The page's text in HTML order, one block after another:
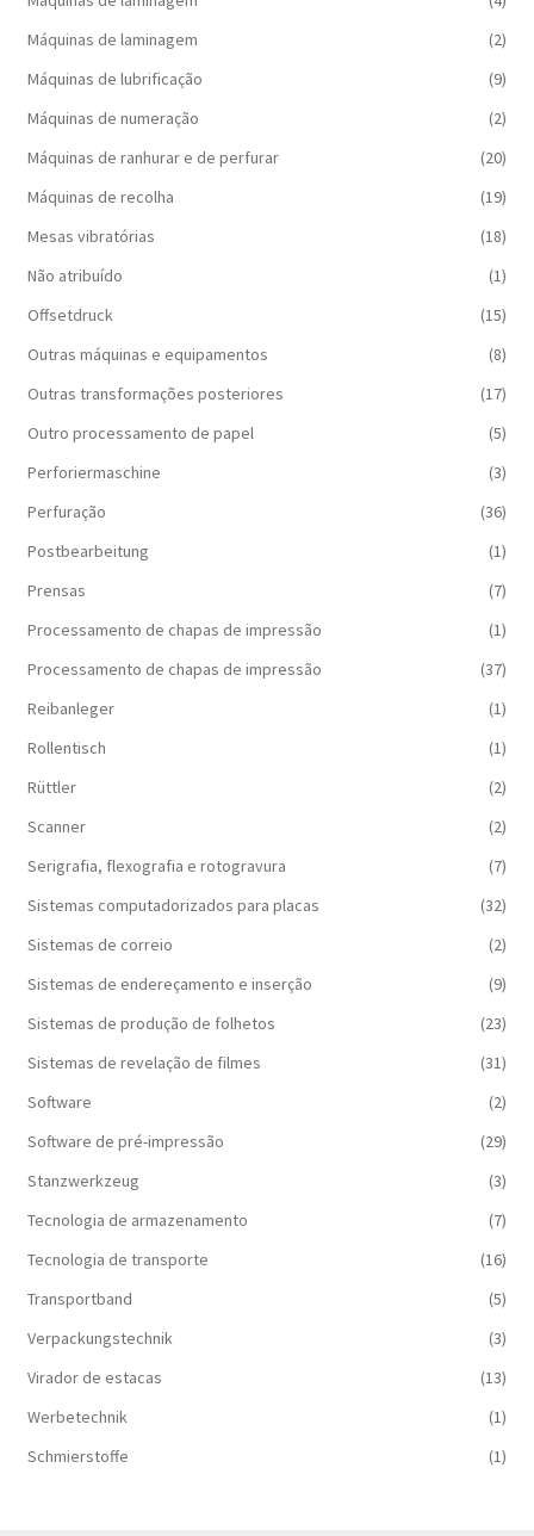
Máquinas de laminagem
(2)
Máquinas de lubrificação
(9)
Máquinas de numeração
(2)
Máquinas de ranhurar e de perfurar
(20)
Máquinas de recolha
(19)
Mesas vibratórias
(18)
Não atribuído
(1)
Offsetdruck
(15)
Outras máquinas e equipamentos
(8)
Outras transformações posteriores
(17)
Outro processamento de papel
(5)
Perforiermaschine
(3)
Perfuração
(36)
Postbearbeitung
(1)
Prensas
(7)
Processamento de chapas de impressão
(1)
Processamento de chapas de impressão
(37)
Reibanleger
(1)
Rollentisch
(1)
Rüttler
(2)
Scanner
(2)
Serigrafia, flexografia e rotogravura
(7)
Sistemas computadorizados para placas
(32)
Sistemas de correio
(2)
Sistemas de endereçamento e inserção
(9)
Sistemas de produção de folhetos
(23)
Sistemas de revelação de filmes
(31)
Software
(2)
Software de pré-impressão
(29)
Stanzwerkzeug
(3)
Tecnologia de armazenamento
(7)
Tecnologia de transporte
(16)
Transportband
(5)
Verpackungstechnik
(3)
Virador de estacas
(13)
Werbetechnik
(1)
Schmierstoffe
(1)